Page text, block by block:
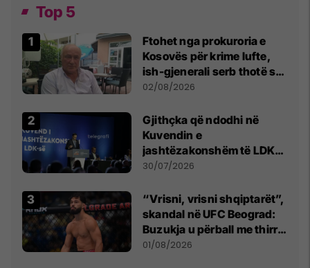
Top 5
Ftohet nga prokuroria e
Kosovës për krime lufte,
ish-gjenerali serb thotë se
dikush e tradhtoi në
02/08/2026
Gjithçka që ndodhi në
Kuvendin e
jashtëzakonshëm të LDK-
së
30/07/2026
“Vrisni, vrisni shqiptarët”,
skandal në UFC Beograd:
Buzukja u përball me thirrje
anti-shqiptare nga
01/08/2026